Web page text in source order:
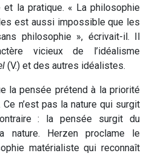
et la pratique. « La philosophie
est aussi impossible que les
philosophie », écrivait-il. Il
vicieux de l’idéalisme
(V.) et des autres idéalistes.
la pensée prétend à la priorité
n’est pas la nature qui surgit
: la pensée surgit du
nature. Herzen proclame le
matérialiste qui reconnaît